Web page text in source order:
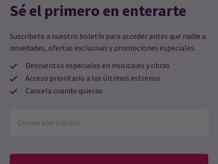
Sé el primero en enterarte
Suscríbete a nuestro boletín para acceder antes que nadie a
novedades, ofertas exclusivas y promociones especiales.
Descuentos especiales en musicales y obras
Acceso prioritario a los últimos estrenos
Cancela cuando quieras